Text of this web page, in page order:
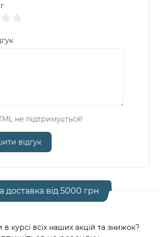
не підтримується!
відгук
доставка від 5000 грн
в курсі всіх наших акцій та знижок?